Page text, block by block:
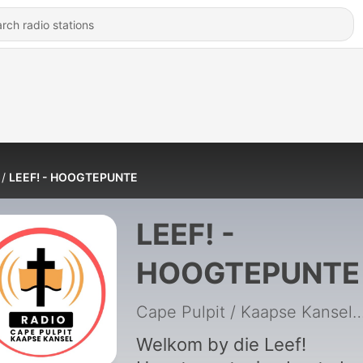
LEEF! - HOOGTEPUNTE
LEEF! -
HOOGTEPUNTE
Cape Pulpit /
Welkom by die Leef!